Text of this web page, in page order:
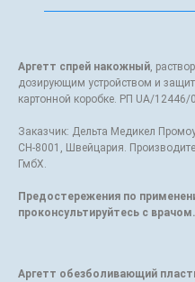
Аргетт спрей накожный,
дозирующим устройством и
картонной коробке. РП UA/12446/
Заказчик: Дельта Медикел
СН-8001, Швейцария.
ГмбХ.
Предостережения по
проконсультируйтесь с врачом.
Аргетт обезболивающий